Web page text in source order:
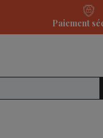
Paiement